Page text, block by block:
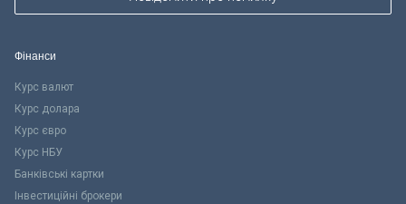
Фінанси
Курс валют
Курс долара
Курс євро
Курс НБУ
Банківські картки
Інвестиційні брокери